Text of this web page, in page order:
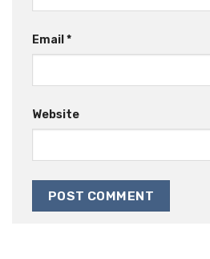
Email *
Website